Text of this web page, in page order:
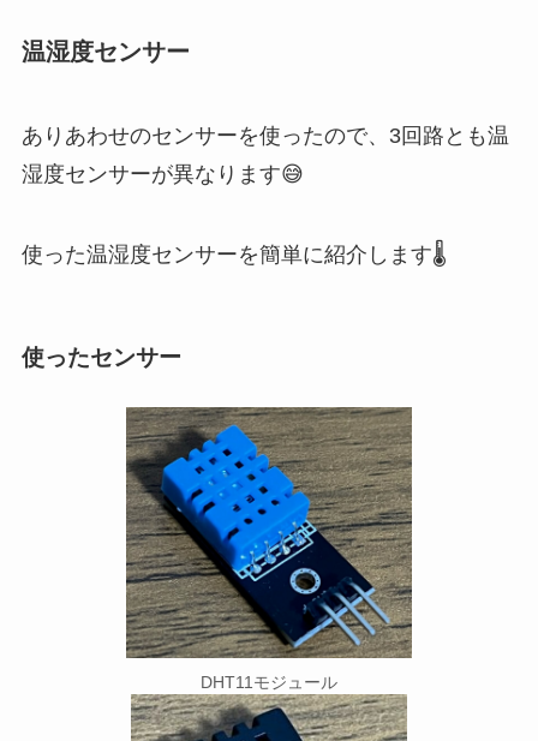
温湿度センサー
ありあわせのセンサーを使ったので、3回路とも温
湿度センサーが異なります😅
使った温湿度センサーを簡単に紹介します🌡️
使ったセンサー
DHT11モジュール